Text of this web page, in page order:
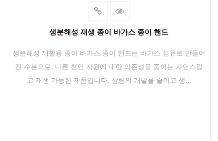
생분해성 재생 종이 바가스 종이 핸드
생분해성 재활용 종이 바가스 종이 핸드는 바가스 섬유로 만들어
진 수분으로, 다른 천연 자원에 대한 의존성을 줄이는 자연스럽
고 재생 가능한 제품입니다. 삼림의 개발을 줄이고 생...